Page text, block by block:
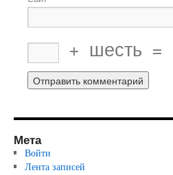
+ шесть =
Мета
Войти
Лента записей